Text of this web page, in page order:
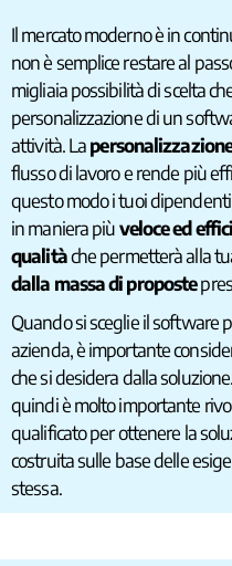
Il mercato moderno è in
non è semplice restare al
migliaia possibilità di scelta
personalizzazione di un
attività. La
flusso di lavoro e rende più
questo modo i tuoi
in maniera piùveloce ed
qualitàche permetterà alla
dalla massa di proposte
Quando si sceglie il software
azienda, è importante
che si desidera dalla
quindi è molto importante
qualificato per ottenere la
costruita sulle base delle
stessa.